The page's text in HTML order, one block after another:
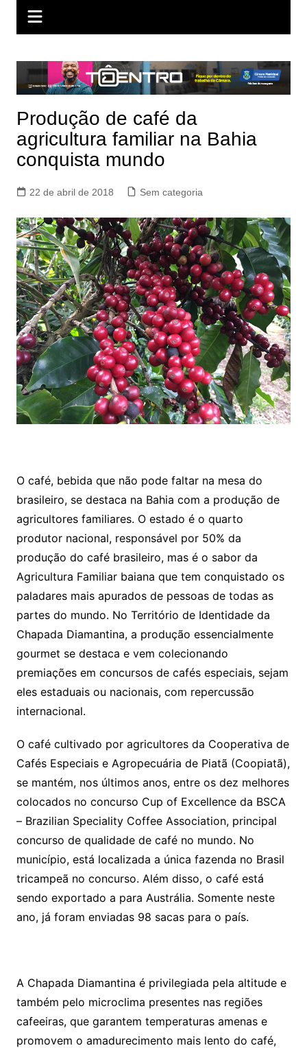
Produção de café da
agricultura familiar na Bahia
conquista mundo
22 de abril de 2018 Sem categoria
O café, bebida que não pode faltar na mesa do
brasileiro, se destaca na Bahia com a produção de
agricultores familiares. O estado é o quarto
produtor nacional, responsável por 50% da
produção do café brasileiro, mas é o sabor da
Agricultura Familiar baiana que tem conquistado os
paladares mais apurados de pessoas de todas as
partes do mundo. No Território de Identidade da
Chapada Diamantina, a produção essencialmente
gourmet se destaca e vem colecionando
premiações em concursos de cafés especiais, sejam
eles estaduais ou nacionais, com repercussão
internacional.
O café cultivado por agricultores da Cooperativa de
Cafés Especiais e Agropecuária de Piatã (Coopiatã),
se mantém, nos últimos anos, entre os dez melhores
colocados no concurso Cup of Excellence da BSCA
– Brazilian Speciality Coffee Association, principal
concurso de qualidade de café no mundo. No
município, está localizada a única fazenda no Brasil
tricampeã no concurso. Além disso, o café está
sendo exportado a para Austrália. Somente neste
ano, já foram enviadas 98 sacas para o país.
A Chapada Diamantina é privilegiada pela altitude e
também pelo microclima presentes nas regiões
cafeeiras, que garantem temperaturas amenas e
promovem o amadurecimento mais lento do café,